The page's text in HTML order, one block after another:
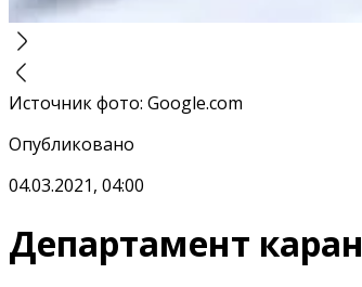
Источник фото: Google.com
Опубликовано
04.03.2021, 04:00
Департамент